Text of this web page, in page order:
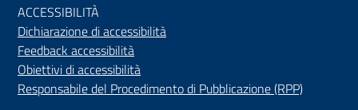
ACCESSIBILITÀ
Dichiarazione di accessibilità
Feedback accessibilità
Obiettivi di accessibilità
Responsabile del Procedimento di Pubblicazione (RPP)